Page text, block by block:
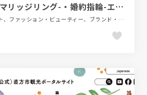
和の結婚指輪-マリッジリング-・婚約指輪-エンゲージリング-ブランド｜巴-TOMOE
イラスト、エレガント、ファッション・ビューティー、ブランド・サービスサイト、ホワイト系、日本テイスト、飲食店・グルメ・ウェディング